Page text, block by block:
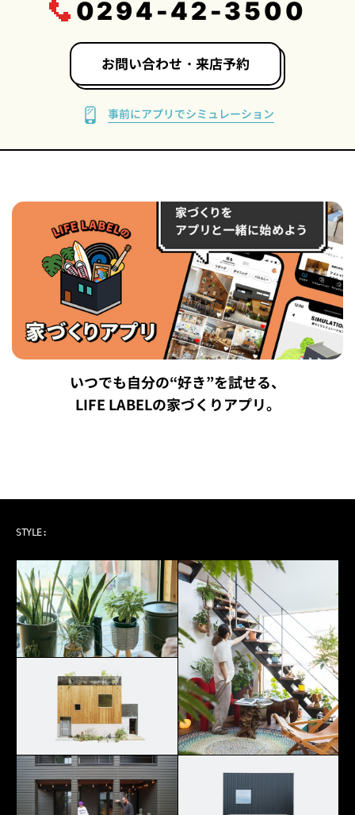
0294-42-3500
お問い合わせ・来店予約
事前にアプリでシミュレーション
いつでも自分の“好き”を試せる、
LIFE LABELの家づくりアプリ。
STYLE: